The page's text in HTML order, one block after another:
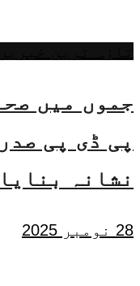
جموں میں
پی ڈی پی
نشانہ بنایا
28 نومبر 2025